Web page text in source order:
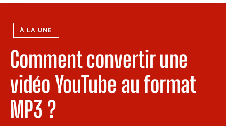
À LA UNE
Comment convertir une
vidéo YouTube au format
MP3 ?